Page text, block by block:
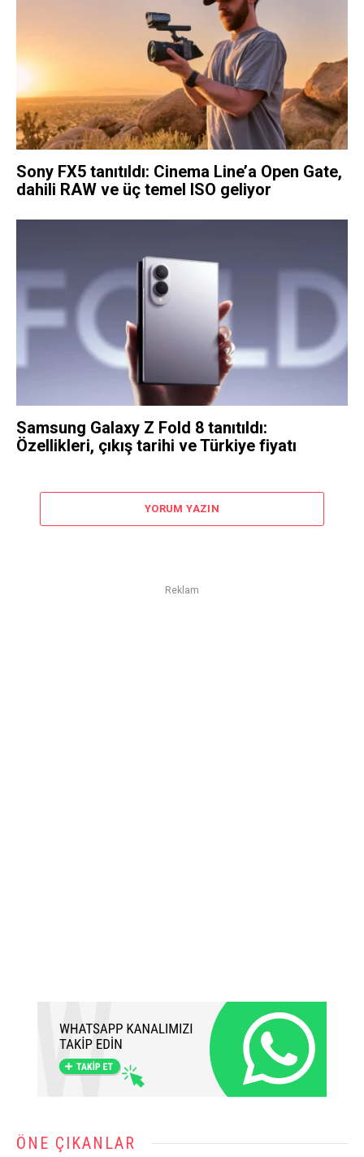
Sony FX5 tanıtıldı: Cinema Line’a Open Gate,
dahili RAW ve üç temel ISO geliyor
Samsung Galaxy Z Fold 8 tanıtıldı:
Özellikleri, çıkış tarihi ve Türkiye fiyatı
YORUM YAZIN
Reklam
ÖNE ÇIKANLAR